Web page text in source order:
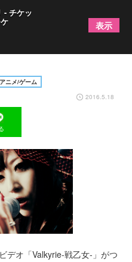
星の陰陽師」オープニ
アニメ/ゲーム
2016.5.18
デオ「Valkyrie-戦乙女-」がつ
- チケッ
表示